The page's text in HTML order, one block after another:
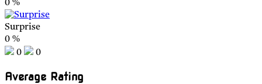
0 %
Surprise
0 %
0
0
Average Rating